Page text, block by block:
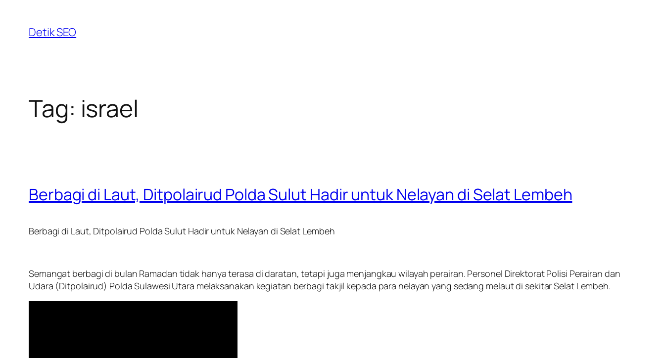
content
Detik SEO
Tag: israel
Berbagi di Laut, Ditpolairud Polda Sulut Hadir untuk Nelayan di Selat Lembeh
Berbagi di Laut, Ditpolairud Polda Sulut Hadir untuk Nelayan di Selat Lembeh
Semangat berbagi di bulan Ramadan tidak hanya terasa di daratan, tetapi juga menjangkau wilayah perairan. Personel Direktorat Polisi Perairan dan
Udara (Ditpolairud) Polda Sulawesi Utara melaksanakan kegiatan berbagi takjil kepada para nelayan yang sedang melaut di sekitar Selat Lembeh.